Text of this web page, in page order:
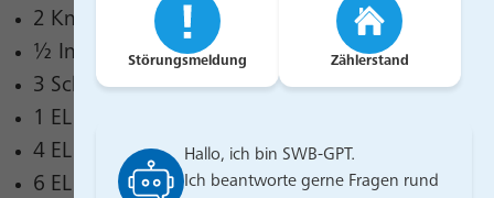
2 Knoblauchzehen, in feinen Streifen
½ Ingwer, in feinen Streifen
3 Schalotten, in Ringe geschnitten
1 EL Tom
4 EL Limonensaft
6 EL Kokosmilch
Störungsmeldung Zählerstand
Hallo, ich bin SWB-GPT.
Ich beantworte gerne Fragen rund